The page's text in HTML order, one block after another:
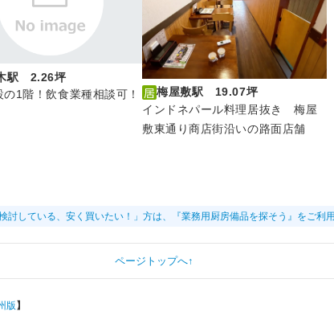
駅 2.26坪
1階！飲食業種相談可！
梅屋敷駅 19.07坪
インドネパール料理居抜き 梅屋
敷東通り商店街沿いの路面店舗
している、安く買いたい！」方は、『業務用厨房備品を探そう』をご利
ページトップへ↑
版 】